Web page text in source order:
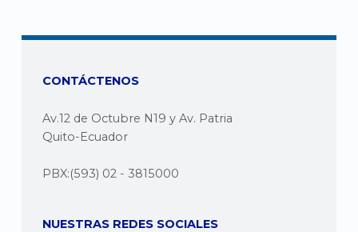
CONTÁCTENOS
Av.12 de Octubre N19 y Av. Patria
Quito-Ecuador
PBX:(593) 02 - 3815000
NUESTRAS REDES SOCIALES